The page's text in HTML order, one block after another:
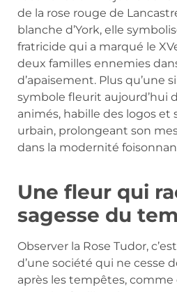
de la rose rouge de
blanche d’York, elle
fratricide qui a marqué le
deux familles ennemies
d’apaisement. Plus qu’une
symbole fleurit aujourd’hui
animés, habille des logos et
urbain, prolongeant son
dans la modernité
Une fleur qui
sagesse du
Observer la Rose Tudor,
d’une société qui ne cesse
après les tempêtes,